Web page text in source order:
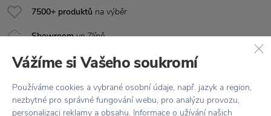
7500+ produktů na výběr
Showroomve Zlíně
Vážíme si Vašeho soukromí
Používáme cookies a vybrané osobní údaje, např. jazyk a region,
nezbytné pro správné fungování webu, pro analýzu provozu,
personalizaci reklamy a obsahu. Informace o užívání našich